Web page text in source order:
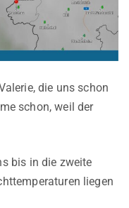
die uns schon
schon, weil der
bis in die zweite
liegen